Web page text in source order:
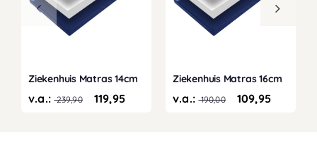
Ziekenhuis Matras 14cm
v.a.:239,90 119,95
Ziekenhuis Matras 16cm
v.a.:190,00 109,95